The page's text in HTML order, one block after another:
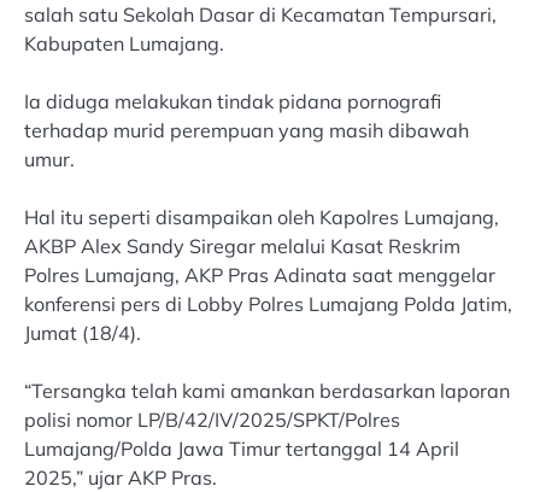
salah satu Sekolah Dasar di Kecamatan Tempursari,
Kabupaten Lumajang.
Ia diduga melakukan tindak pidana pornografi
terhadap murid perempuan yang masih dibawah
umur.
Hal itu seperti disampaikan oleh Kapolres Lumajang,
AKBP Alex Sandy Siregar melalui Kasat Reskrim
Polres Lumajang, AKP Pras Adinata saat menggelar
konferensi pers di Lobby Polres Lumajang Polda Jatim,
Jumat (18/4).
“Tersangka telah kami amankan berdasarkan laporan
polisi nomor LP/B/42/IV/2025/SPKT/Polres
Lumajang/Polda Jawa Timur tertanggal 14 April
2025,” ujar AKP Pras.